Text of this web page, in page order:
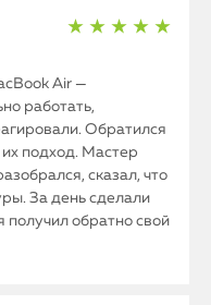
★ ★ ★ ★ ★
Air —
работать,
Обратился
подход. Мастер
сказал, что
За день сделали
обратно свой